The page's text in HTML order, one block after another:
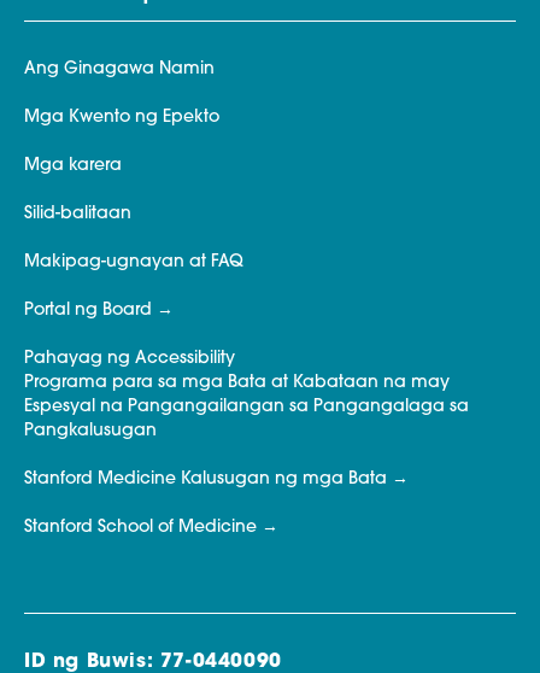
Ang Ginagawa Namin
Mga Kwento ng Epekto
Mga karera
Silid-balitaan
Makipag-ugnayan at FAQ
Portal ng Board
Pahayag ng Accessibility
Programa para sa mga Bata at Kabataan na may
Espesyal na Pangangailangan sa Pangangalaga sa
Pangkalusugan
Stanford Medicine Kalusugan ng mga Bata
Stanford School of Medicine
ID ng Buwis: 77-0440090